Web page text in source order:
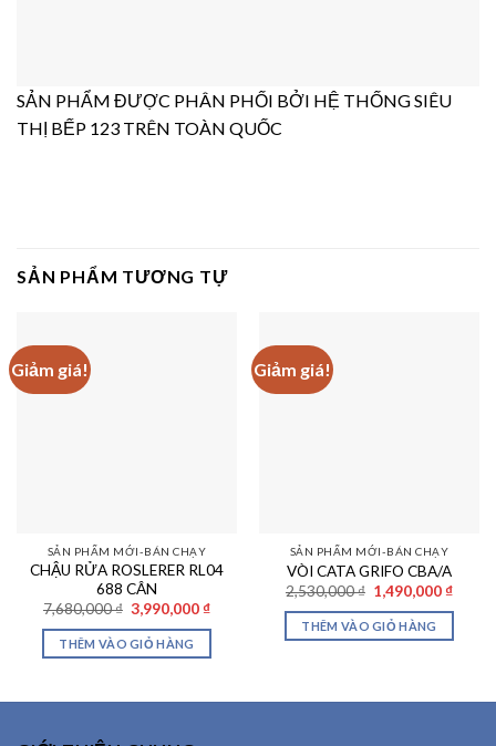
SẢN PHẨM ĐƯỢC PHÂN PHỐI BỞI HỆ THỐNG SIÊU
THỊ BẾP 123 TRÊN TOÀN QUỐC
SẢN PHẨM TƯƠNG TỰ
Giảm giá!
SẢN PHẨM MỚI-BÁN CHẠY
CHẬU RỬA ROSLERER RL04
688 CÂN
7,680,000₫ Giá
gốc
là:
7,680,000 ₫.
3,990,000 ₫Giá
THÊM VÀO GIỎ HÀNG
Giảm giá!
SẢN PHẨM MỚI-BÁN CHẠY
VÒI CATA GRIFO CBA/A
2,530,000₫ Giá
gốc
là:
2,530,000 ₫.
1,490,000 ₫Giá
THÊM VÀO GIỎ HÀNG